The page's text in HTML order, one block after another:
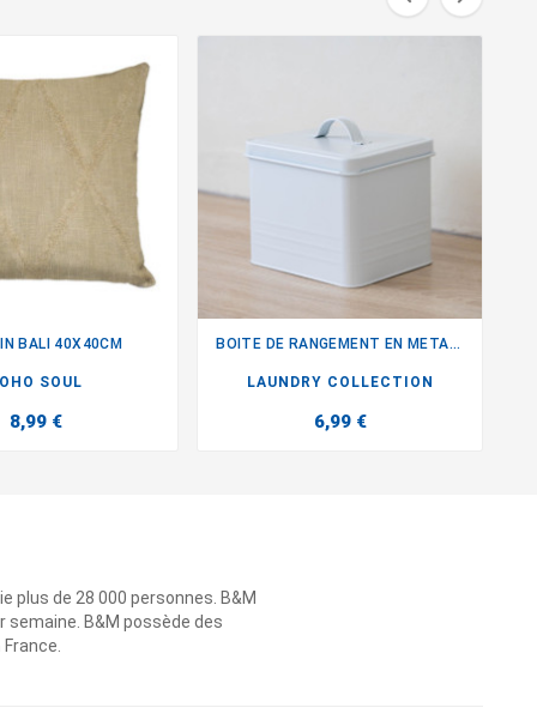
BALI 40X40CM
SOUL
8,99 €
BOITE DE RANGEMENT EN METAL...
LAUNDRY COLLECTION
6,99 €
plus de 28 000 personnes. B&M
B&M possède des